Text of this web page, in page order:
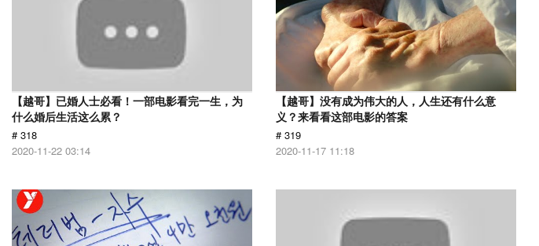
【越哥】已婚人士必看！一部电影看完一生，为
什么婚后生活这么累？
# 318
2020-11-22 03:14
【越哥】没有成为伟大的人，人生还有什么意
义？来看看这部电影的答案
# 319
2020-11-17 11:18